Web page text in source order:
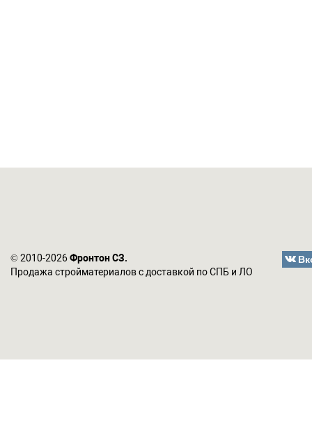
© 2010-2026Фронтон СЗ.
Продажа стройматериалов с доставкой по СПБ и ЛО